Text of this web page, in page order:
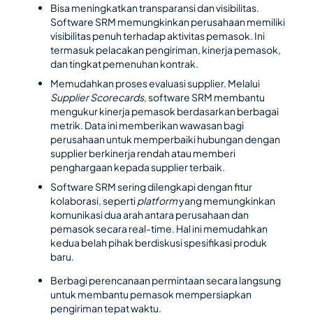
Bisa meningkatkan transparansi dan visibilitas.
Software SRM memungkinkan perusahaan memiliki
visibilitas penuh terhadap aktivitas pemasok. Ini
termasuk pelacakan pengiriman, kinerja pemasok,
dan tingkat pemenuhan kontrak.
Memudahkan proses evaluasi supplier. Melalui
Supplier Scorecards, software SRM membantu
mengukur kinerja pemasok berdasarkan berbagai
metrik. Data ini memberikan wawasan bagi
perusahaan untuk memperbaiki hubungan dengan
supplier berkinerja rendah atau memberi
penghargaan kepada supplier terbaik.
Software SRM sering dilengkapi dengan fitur
kolaborasi, sepertiplatformyang memungkinkan
komunikasi dua arah antara perusahaan dan
pemasok secara real-time. Hal ini memudahkan
kedua belah pihak berdiskusi spesifikasi produk
baru.
Berbagi perencanaan permintaan secara langsung
untuk membantu pemasok mempersiapkan
pengiriman tepat waktu.